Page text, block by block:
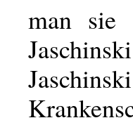
man sie